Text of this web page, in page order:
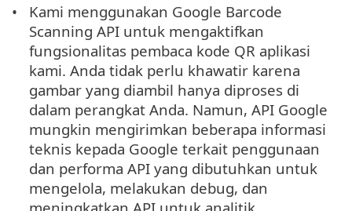
Kami menggunakan Google Barcode
Scanning API untuk mengaktifkan
fungsionalitas pembaca kode QR aplikasi
kami. Anda tidak perlu khawatir karena
gambar yang diambil hanya diproses di
dalam perangkat Anda. Namun, API Google
mungkin mengirimkan beberapa informasi
teknis kepada Google terkait penggunaan
dan performa API yang dibutuhkan untuk
mengelola, melakukan debug, dan